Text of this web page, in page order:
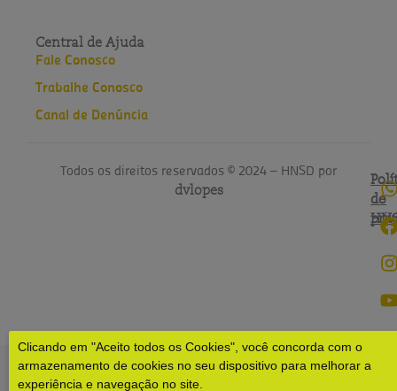
Clicando em "Aceito todos os Cookies", você concorda com o
armazenamento de cookies no seu dispositivo para melhorar a
experiência e navegação no site.
Central de Ajuda
Fale Conosco
Trabalhe Conosco
Canal de Denúncia
Todos os direitos reservados © 2024 – HNSD por
dvlopes
de
do